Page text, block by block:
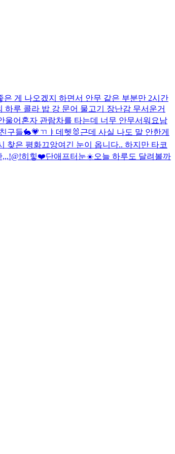
은 게 나오겠지 하면서 안무 같은 부분만 2시간
하루 콜라 밥 강 문어 물고기 장난감 무서운거
울어 혼자 관람차를 타는데 너무 안무서워요남
구들🐇💗 ㄲㅑ 데헷🐰 근데 사실 나도 말 안한게
찾은 평화끄앙여긴 눈이 옵니다.. 하지만 타코
,,,!@!히힣❤️단애프터눈☀️오늘 하루도 달려볼까